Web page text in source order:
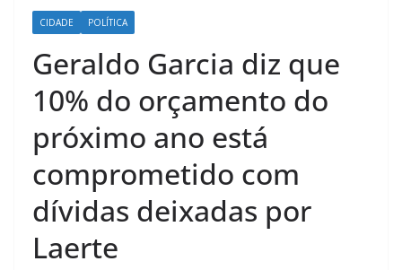
CIDADE POLÍTICA
Geraldo Garcia diz que
10% do orçamento do
próximo ano está
comprometido com
dívidas deixadas por
Laerte